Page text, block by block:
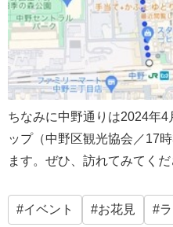
ちなみに中野通りは2024年
ップ（中野区観光協会／17
ます。ぜひ、訪れてみてくだ
イベント お花見